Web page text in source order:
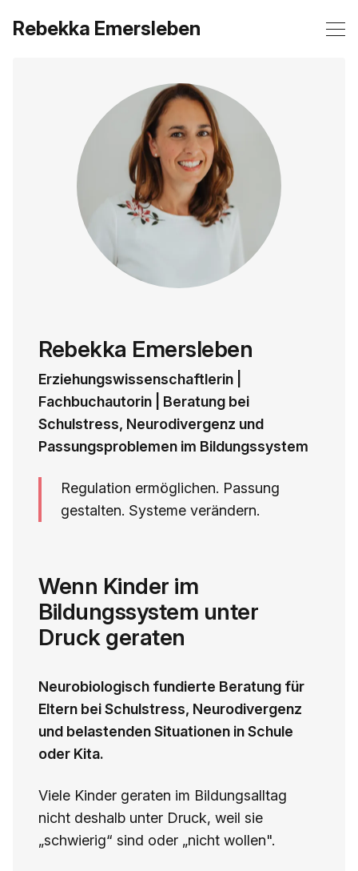
Rebekka Emersleben
Rebekka Emersleben
Erziehungswissenschaftlerin |
Fachbuchautorin | Beratung bei
Schulstress, Neurodivergenz und
Passungsproblemen im Bildungssystem
Regulation ermöglichen. Passung
gestalten. Systeme verändern.
Wenn Kinder im
Bildungssystem unter
Druck geraten
Neurobiologisch fundierte Beratung für
Eltern bei Schulstress, Neurodivergenz
und belastenden Situationen in Schule
oder Kita.
Viele Kinder geraten im Bildungsalltag
nicht deshalb unter Druck, weil sie
„schwierig“ sind oder „nicht wollen".